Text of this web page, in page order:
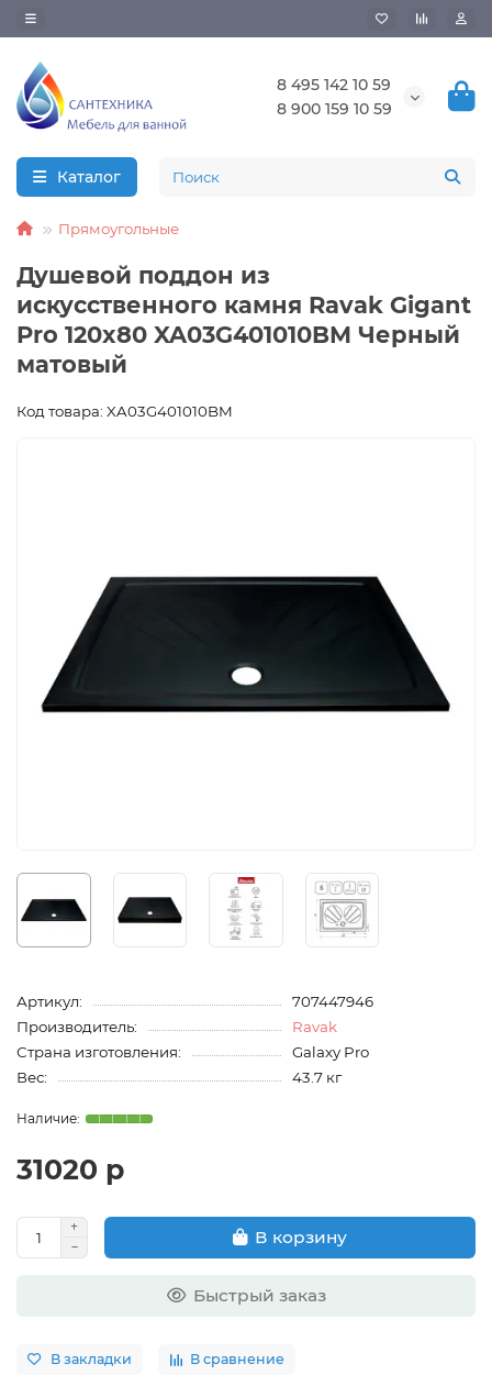
8 495 142 10 59
8 900 159 10 59
Каталог
Прямоугольные
Душевой поддон из
искусственного камня Ravak Gigant
Pro 120x80 XA03G401010BM Черный
матовый
Код товара: XA03G401010BM
Артикул:
707447946
Производитель:
Ravak
Страна изготовления:
Galaxy Pro
Вес:
43.7 кг
31020 р
В корзину
Быстрый заказ
В закладки В сравнение